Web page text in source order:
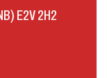
E2V 2H2